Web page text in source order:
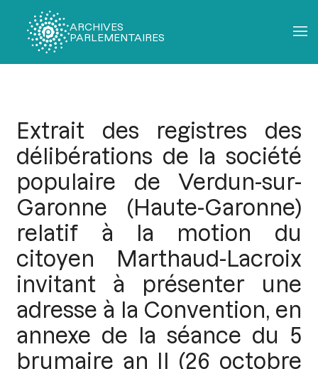
ARCHIVES
PARLEMENTAIRES
Extrait des registres des
délibérations de la société
populaire de Verdun-sur-
Garonne (Haute-Garonne)
relatif à la motion du
citoyen Marthaud-Lacroix
invitant à présenter une
adresse à la Convention, en
annexe de la séance du 5
brumaire an II (26 octobre